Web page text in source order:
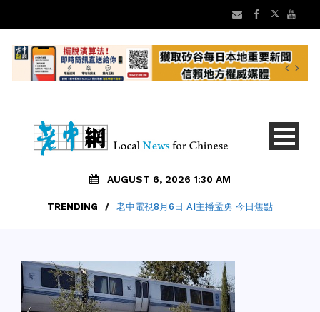
AUGUST 6, 2026 1:30 AM
TRENDING / 老中電視8月6日 AI主播孟勇 今日焦點